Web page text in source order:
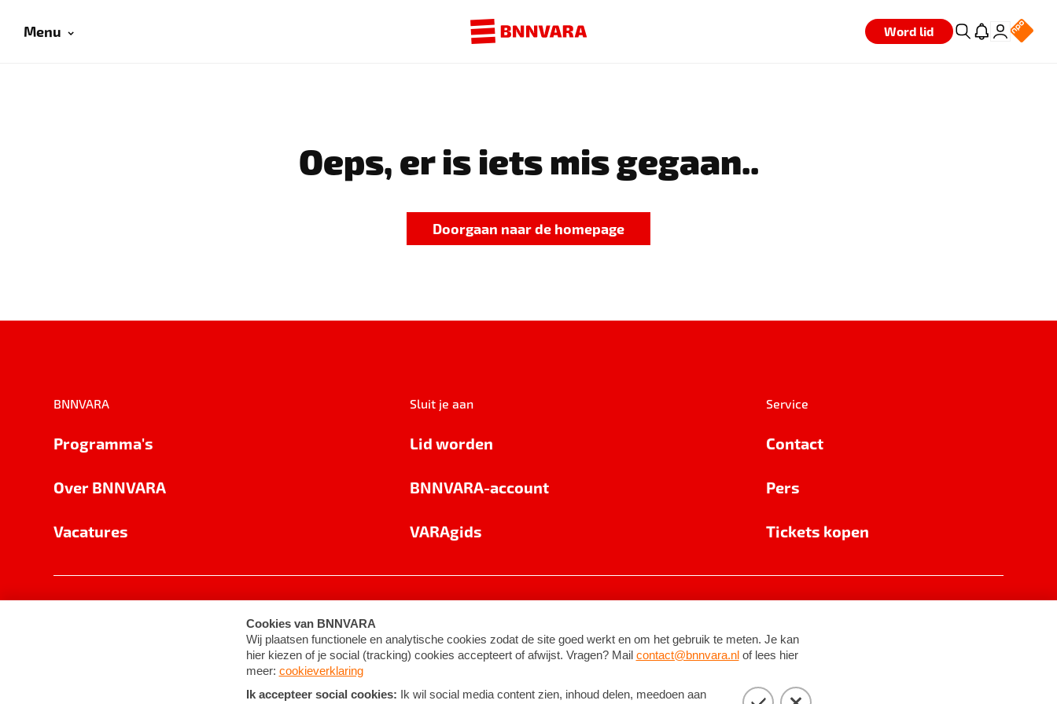
Menu Word lid
Oeps, er is iets mis gegaan..
Doorgaan naar de homepage
BNNVARA
Programma's
Over BNNVARA
Vacatures
Sluit je aan
Lid worden
BNNVARA-account
VARAgids
Service
Contact
Pers
Tickets kopen
Cookie-instellingen Algemene voorwaarden ©2026BNNVARA